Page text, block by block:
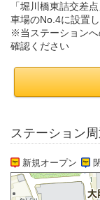
「堀川橋東詰交差
車場のNo.4に設置し
※当ステーション
確認ください
ステーション
新規オープン